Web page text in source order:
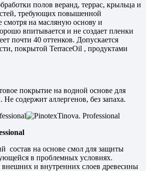
полов веранд, террас, крыльца и
требующих повышенной
смотря на масляную основу и
впитывается и не создает пленки
почти 40 оттенков. Допускается
покрытой TerraceOil , продуктами
покрытие на водной основе для
Не содержит аллергенов, без запаха.
на основе смол для защиты
в проблемных условиях.
внешних и внутренних слоев древесины